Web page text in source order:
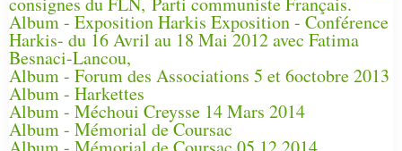
Album - Exposition Harkis Exposition - Conférence
Harkis- du 16 Avril au 18 Mai 2012 avec Fatima
Besnaci-Lancou,
Album - Forum des Associations 5 et 6octobre 2013
Album - Harkettes
Album - Méchoui Creysse 14 Mars 2014
Album - Mémorial de Coursac